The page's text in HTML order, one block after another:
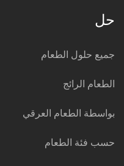
حل
جميع حلول الطعام
الطعام الرائج
بواسطة الطعام العرقي
حسب فئة الطعام